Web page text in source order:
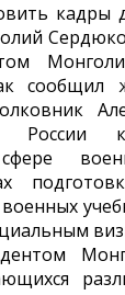
кадры
сообщил
России